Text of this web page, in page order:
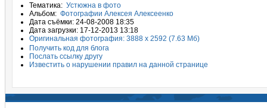
Тематика: Устюжна в фото
Альбом: Фотографии Алексея Алексеенко
Дата съёмки: 24-08-2008 18:35
Дата загрузки: 17-12-2013 13:18
Оригинальная фотография: 3888 x 2592 (7.63 Мб)
Получить код для блога
Послать ссылку другу
Известить о нарушении правил на данной странице